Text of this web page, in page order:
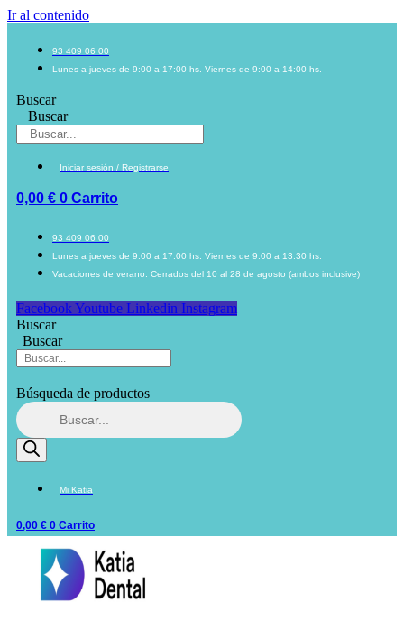
Ir al contenido
93 409 06 00
Lunes a jueves de 9:00 a 17:00 hs. Viernes de 9:00 a 14:00 hs.
Buscar
Buscar
Iniciar sesión / Registrarse
0,00 € 0 Carrito
93 409 06 00
Lunes a jueves de 9:00 a 17:00 hs. Viernes de 9:00 a 13:30 hs.
Vacaciones de verano: Cerrados del 10 al 28 de agosto (ambos inclusive)
Facebook Youtube Linkedin Instagram
Buscar
Buscar
Búsqueda de productos
Mi Katia
0,00 € 0 Carrito